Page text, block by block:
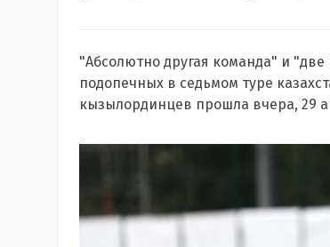
"Абсолютно другая команда" и
подопечных в седьмом туре
кызылординцев прошла вчера, 29